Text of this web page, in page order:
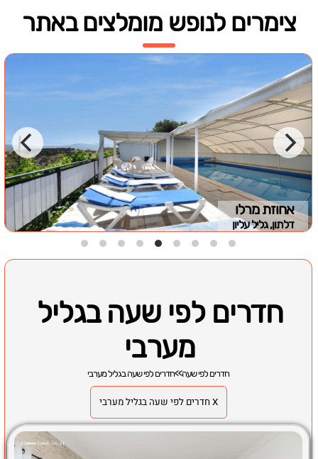
צימרים לנופש מומלצים באתר
אחוזת מרלו
דלתון, גליל עליון
חדרים לפי שעה בגליל
מערבי
חדרים לפי שעה>>חדרים לפי שעה בגליל מערבי
X חדרים לפי שעה בגליל מערבי